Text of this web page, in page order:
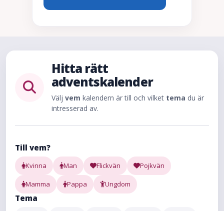
Hitta rätt
adventskalender
Välj vem kalendern är till och vilket tema du är
intresserad av.
Till vem?
Kvinna Man Flickvän Pojkvän
Mamma Pappa Ungdom
Tema